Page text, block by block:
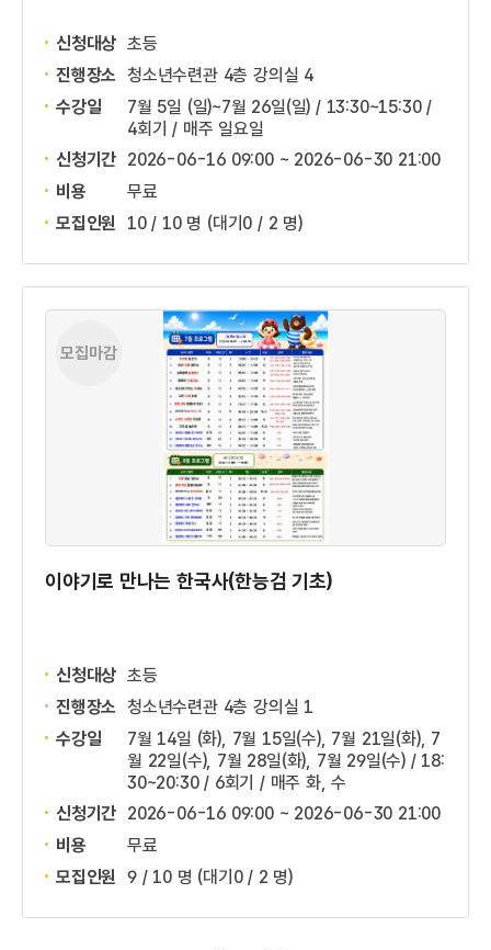
신청대상 초등
진행장소 청소년수련관 4층 강의실 4
수강일
7월 5일 (일)~7월 26일(일) / 13:30~15:30 /
4회기 / 매주 일요일
신청기간 2026-06-16 09:00 ~ 2026-06-30 21:00
비용
무료
모집인원
10 / 10 명 (대기0 / 2 명)
모집마감
이야기로 만나는 한국사(한능검 기초)
신청대상 초등
진행장소 청소년수련관 4층 강의실 1
수강일
7월 14일 (화), 7월 15일(수), 7월 21일(화), 7
월 22일(수), 7월 28일(화), 7월 29일(수) / 18:
30~20:30 / 6회기 / 매주 화, 수
신청기간 2026-06-16 09:00 ~ 2026-06-30 21:00
비용
무료
모집인원
9 / 10 명 (대기0 / 2 명)